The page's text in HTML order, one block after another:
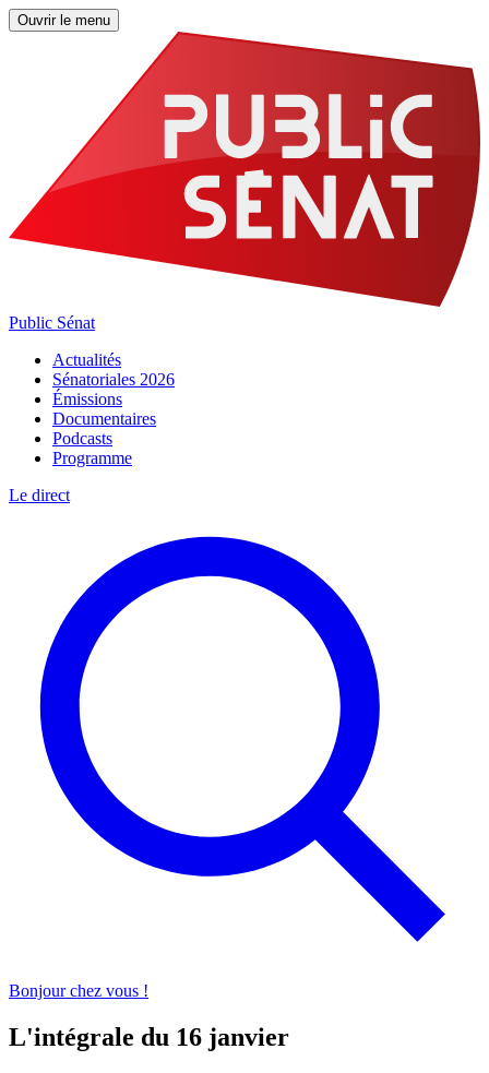
Ouvrir le menu
Public Sénat
Actualités
Sénatoriales 2026
Émissions
Documentaires
Podcasts
Programme
Le direct
Bonjour chez vous !
L'intégrale du 16 janvier